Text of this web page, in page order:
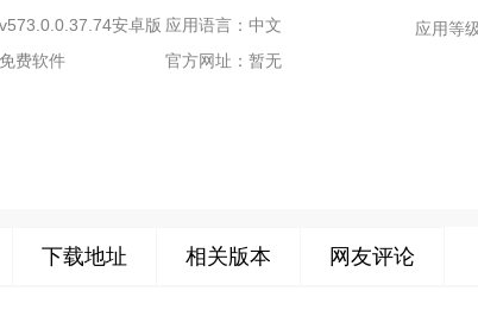
安卓版 应用语言：中文
应用等
费软件
官方网址：暂无
下载地址 相关版本 网友评论